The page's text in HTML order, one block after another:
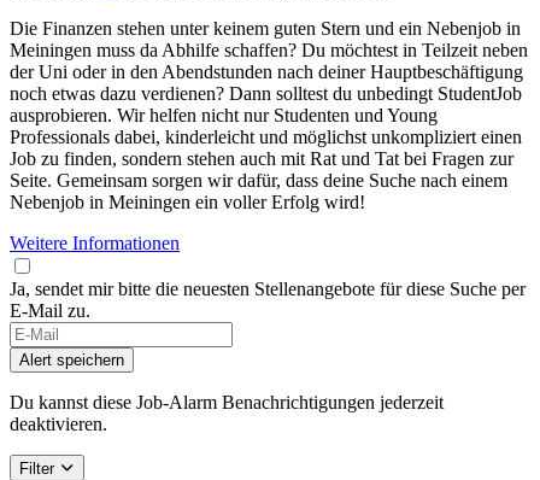
Die Finanzen stehen unter keinem guten Stern und ein Nebenjob in
Meiningen muss da Abhilfe schaffen? Du möchtest in Teilzeit neben
der Uni oder in den Abendstunden nach deiner Hauptbeschäftigung
noch etwas dazu verdienen? Dann solltest du unbedingt StudentJob
ausprobieren. Wir helfen nicht nur Studenten und Young
Professionals dabei, kinderleicht und möglichst unkompliziert einen
Job zu finden, sondern stehen auch mit Rat und Tat bei Fragen zur
Seite. Gemeinsam sorgen wir dafür, dass deine Suche nach einem
Nebenjob in Meiningen ein voller Erfolg wird!
Weitere Informationen
Ja, sendet mir bitte die neuesten Stellenangebote für diese Suche per
E-Mail zu.
Alert speichern
Du kannst diese Job-Alarm Benachrichtigungen jederzeit
deaktivieren.
Filter